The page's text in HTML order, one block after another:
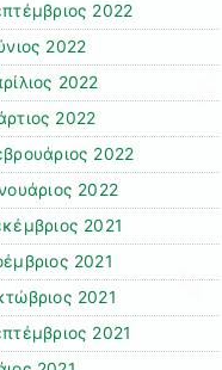
2022
2022
2022
2022
2022
2022
2021
2021
2021
2021